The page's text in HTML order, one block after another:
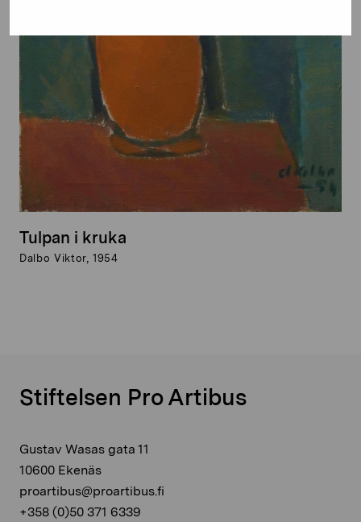
Tulpan i kruka
Dalbo Viktor, 1954
Stiftelsen Pro Artibus
Gustav Wasas gata 11
10600 Ekenäs
proartibus@proartibus.fi
+358 (0)50 371 6339